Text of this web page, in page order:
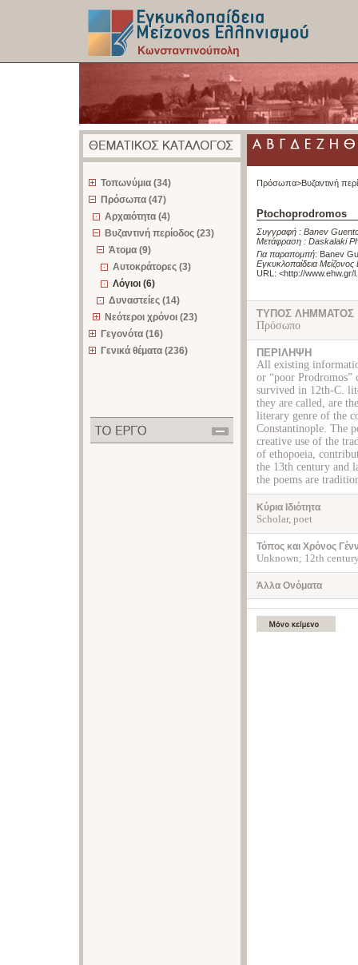
Τοπωνύμια (34)
Πρόσωπα (47)
Αρχαιότητα (4)
Βυζαντινή περίοδος (23)
Άτομα (9)
Αυτοκράτορες (3)
Λόγιοι (6)
Δυναστείες (14)
Νεότεροι χρόνοι (23)
Γεγονότα (16)
Γενικά θέματα (236)
Πρόσωπα>Βυζαντινή
Ptochoprodromos
Συγγραφή : Banev
Μετάφραση : Daskalaki
Για παραπομπή: Banev
Εγκυκλοπαίδεια
URL: <http://www.ehw.gr/
ΤΥΠΟΣ ΛΗΜΜΑΤΟΣ
Πρόσωπο
ΠΕΡΙΛΗΨΗ
All existing
or “poor
survived in 12th-C.
they are called, are
literary genre of the
Constantinople. The
creative use of the
of ethopoeia,
the 13th century and
the poems are
Κύρια Ιδιότητα
Scholar, poet
Τόπος και Χρόνος
Unknown; 12th
Άλλα Ονόματα